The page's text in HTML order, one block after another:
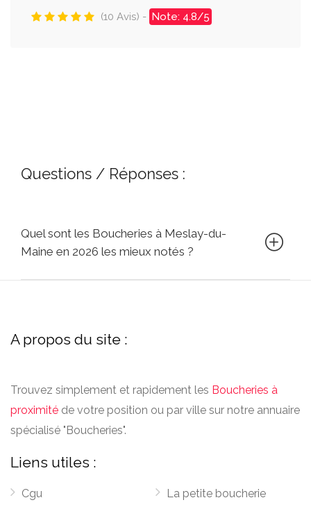
(10 Avis) - Note: 4.8/5
Questions / Réponses :
Quel sont les Boucheries à Meslay-du-
Maine en 2026 les mieux notés ?
A propos du site :
Trouvez simplement et rapidement les Boucheries à
proximité de votre position ou par ville sur notre annuaire
spécialisé "Boucheries".
Liens utiles :
Cgu
La petite boucherie